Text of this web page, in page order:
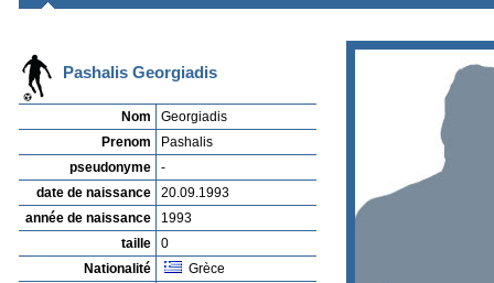
Pashalis Georgiadis
Nom
Georgiadis
Prenom
Pashalis
pseudonyme
-
date de naissance
20.09.1993
année de naissance
1993
taille
0
Nationalité
Grèce